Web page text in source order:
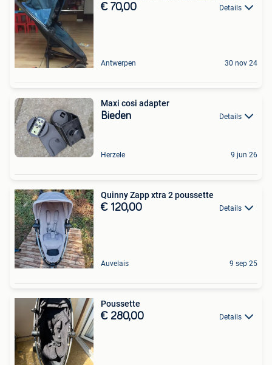
€ 70,00 Details
Antwerpen 30 nov 24
Maxi cosi adapter
Bieden Details
Herzele 9 jun 26
Quinny Zapp xtra 2 poussette
€ 120,00 Details
Auvelais 9 sep 25
Poussette
€ 280,00 Details